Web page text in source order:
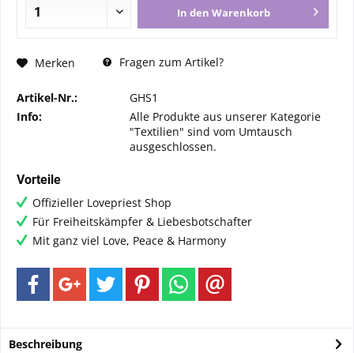
In den Warenkorb
Merken Fragen zum Artikel?
Artikel-Nr.:
GHS1
Info:
Alle Produkte aus unserer Kategorie
"Textilien" sind vom Umtausch
ausgeschlossen.
Vorteile
Offizieller Lovepriest Shop
Für Freiheitskämpfer & Liebesbotschafter
Mit ganz viel Love, Peace & Harmony
Beschreibung